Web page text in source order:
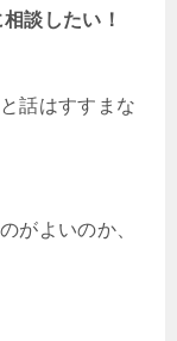
談したい！
話はすすまな
がよいのか、